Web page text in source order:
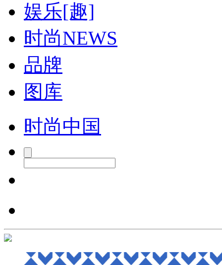
娱乐[趣]
时尚NEWS
品牌
图库
时尚中国